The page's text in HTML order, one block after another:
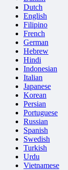
Dutch
English
Filipino
French
German
Hebrew
Hindi
Indonesian
Italian
Japanese
Korean
Persian
Portuguese
Russian
Spanish
Swedish
Turkish
Urdu
Vietnamese